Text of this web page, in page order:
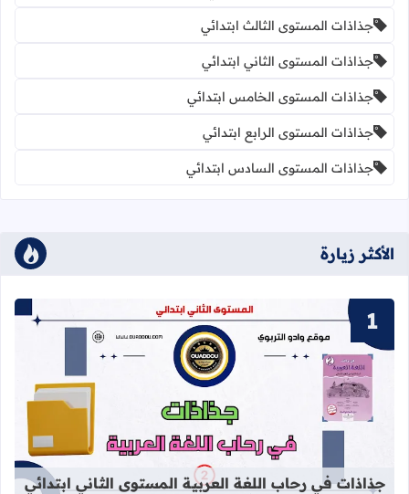
جذاذات المستوى الثالث ابتدائي
جذاذات المستوى الثاني ابتدائي
جذاذات المستوى الخامس ابتدائي
جذاذات المستوى الرابع ابتدائي
جذاذات المستوى السادس ابتدائي
الأكثر زيارة
قراءة المزيد عن جذاذات في رحاب
جذاذات في رحاب اللغة العربية المستوى الثاني ابتدائي